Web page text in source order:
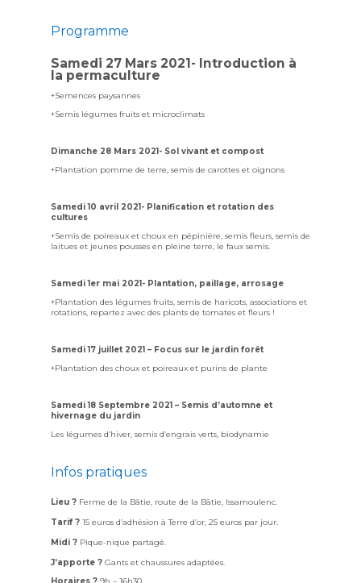
Programme
Samedi 27 Mars 2021- Introduction à
la permaculture
+Semences paysannes
+Semis légumes fruits et microclimats
Dimanche 28 Mars 2021- Sol vivant et compost
+Plantation pomme de terre, semis de carottes et oignons
Samedi 10 avril 2021- Planification et rotation des
cultures
+Semis de poireaux et choux en pépinière, semis fleurs, semis de
laitues et jeunes pousses en pleine terre, le faux semis.
Samedi 1er mai 2021- Plantation, paillage, arrosage
+Plantation des légumes fruits, semis de haricots, associations et
rotations, repartez avec des plants de tomates et fleurs !
Samedi 17 juillet 2021 – Focus sur le jardin forêt
+Plantation des choux et poireaux et purins de plante
Samedi 18 Septembre 2021 – Semis d’automne et
hivernage du jardin
Les légumes d’hiver, semis d’engrais verts, biodynamie
Infos pratiques
Lieu ?Ferme de la Bâtie, route de la Bâtie, Issamoulenc.
Tarif ?15 euros d’adhésion à Terre d’or, 25 euros par jour.
Midi ?Pique-nique partagé.
J’apporte ?Gants et chaussures adaptées.